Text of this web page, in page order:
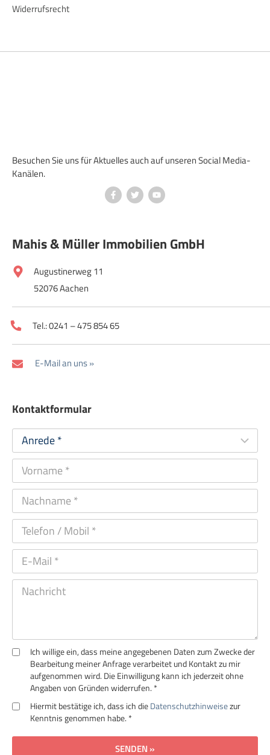
Widerrufsrecht
Besuchen Sie uns für Aktuelles auch auf unseren Social Media-
Kanälen.
Mahis & Müller Immobilien GmbH
Augustinerweg 11
52076 Aachen
Tel.: 0241 – 475 854 65
E-Mail an uns »
Kontaktformular
Ich willige ein, dass meine angegebenen Daten zum Zwecke der
Bearbeitung meiner Anfrage verarbeitet und Kontakt zu mir
aufgenommen wird. Die Einwilligung kann ich jederzeit ohne
Angaben von Gründen widerrufen. *
Hiermit bestätige ich, dass ich die Datenschutzhinweisezur
Kenntnis genommen habe. *
SENDEN »